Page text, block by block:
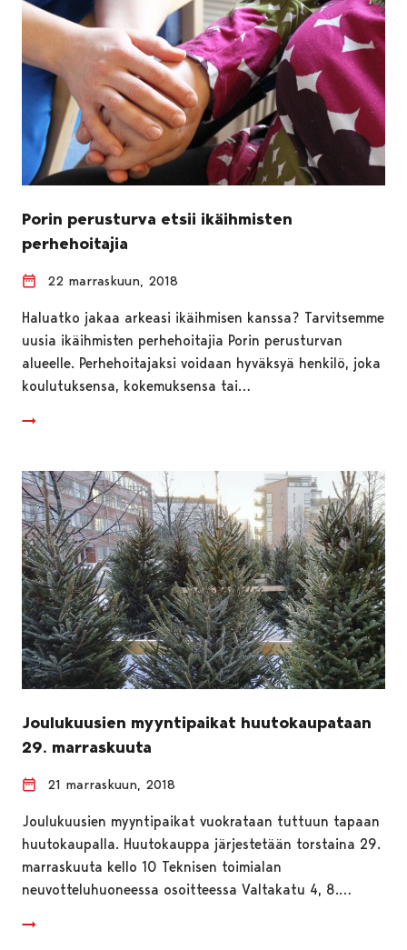
Porin perusturva etsii ikäihmisten
perhehoitajia
22 marraskuun, 2018
Haluatko jakaa arkeasi ikäihmisen kanssa? Tarvitsemme
uusia ikäihmisten perhehoitajia Porin perusturvan
alueelle. Perhehoitajaksi voidaan hyväksyä henkilö, joka
koulutuksensa, kokemuksensa tai…
Joulukuusien myyntipaikat huutokaupataan
29. marraskuuta
21 marraskuun, 2018
Joulukuusien myyntipaikat vuokrataan tuttuun tapaan
huutokaupalla. Huutokauppa järjestetään torstaina 29.
marraskuuta kello 10 Teknisen toimialan
neuvotteluhuoneessa osoitteessa Valtakatu 4, 8.…